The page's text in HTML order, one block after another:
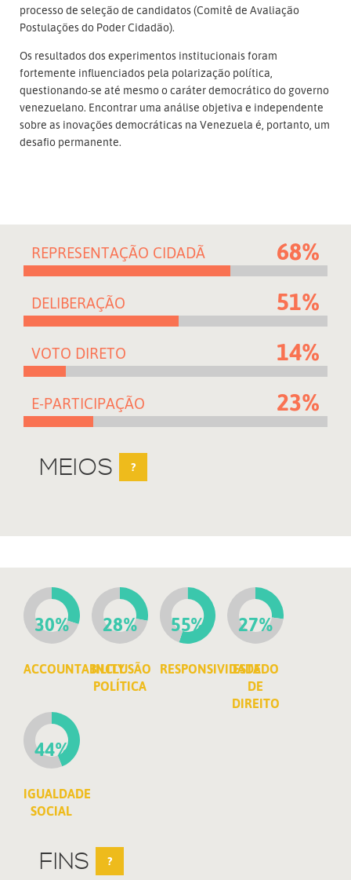
processo de seleção de candidatos (Comitê de Avaliação
Postulações do Poder Cidadão).
Os resultados dos experimentos institucionais foram
fortemente influenciados pela polarização política,
questionando-se até mesmo o caráter democrático do governo
venezuelano. Encontrar uma análise objetiva e independente
sobre as inovações democráticas na Venezuela é, portanto, um
desafio permanente.
REPRESENTAÇÃO CIDADÃ 68%
DELIBERAÇÃO 51%
VOTO DIRETO 14%
E-PARTICIPAÇÃO 23%
MEIOS ?
30%
ACCOUNTABILITY
28%
INCLUSÃO
POLÍTICA
55%
RESPONSIVIDADE
27%
ESTADO
DE
DIREITO
44%
IGUALDADE
SOCIAL
FINS ?